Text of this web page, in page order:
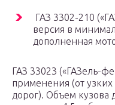
ГАЗ 3302-210
версия в
дополненная
ГАЗ 33023 («ГАЗель-
применения (от узких
дорог). Объем